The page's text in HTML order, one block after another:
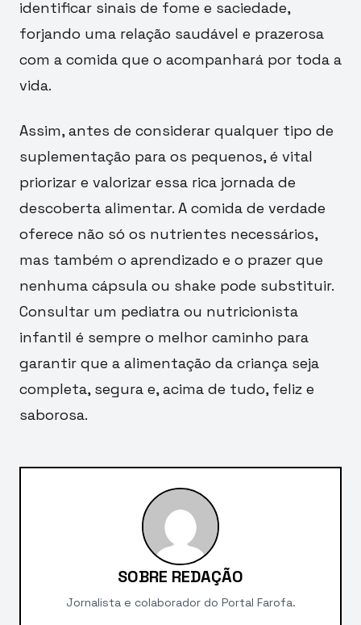
identificar sinais de fome e saciedade,
forjando uma relação saudável e prazerosa
com a comida que o acompanhará por toda a
vida.
Assim, antes de considerar qualquer tipo de
suplementação para os pequenos, é vital
priorizar e valorizar essa rica jornada de
descoberta alimentar. A comida de verdade
oferece não só os nutrientes necessários,
mas também o aprendizado e o prazer que
nenhuma cápsula ou shake pode substituir.
Consultar um pediatra ou nutricionista
infantil é sempre o melhor caminho para
garantir que a alimentação da criança seja
completa, segura e, acima de tudo, feliz e
saborosa.
SOBRE REDAÇÃO
Jornalista e colaborador do Portal Farofa.